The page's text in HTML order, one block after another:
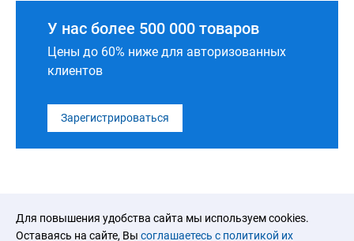
Для повышения удобства сайта мы используем cookies.
Оставаясь на сайте, Вы соглашаетесь с политикой их
У нас более 500 000 товаров
Цены до 60% ниже для авторизованных
клиентов
Зарегистрироваться